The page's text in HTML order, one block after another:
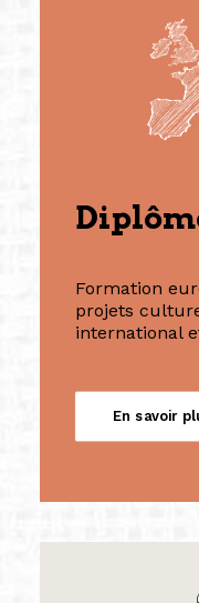
Formation
projets
international
En savoir